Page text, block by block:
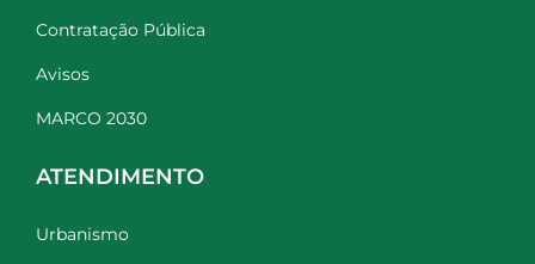
Contratação Pública
Avisos
MARCO 2030
ATENDIMENTO
Urbanismo